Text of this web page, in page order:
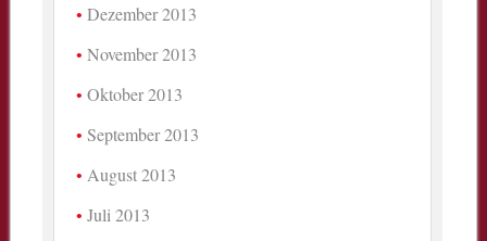
Dezember 2013
November 2013
Oktober 2013
September 2013
August 2013
Juli 2013